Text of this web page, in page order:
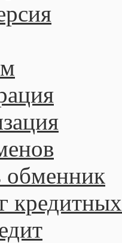
обменник